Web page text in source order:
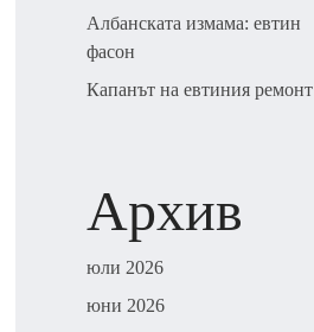
Албанската измама: евтин
фасон
Капанът на евтиния ремонт
Архив
юли 2026
юни 2026